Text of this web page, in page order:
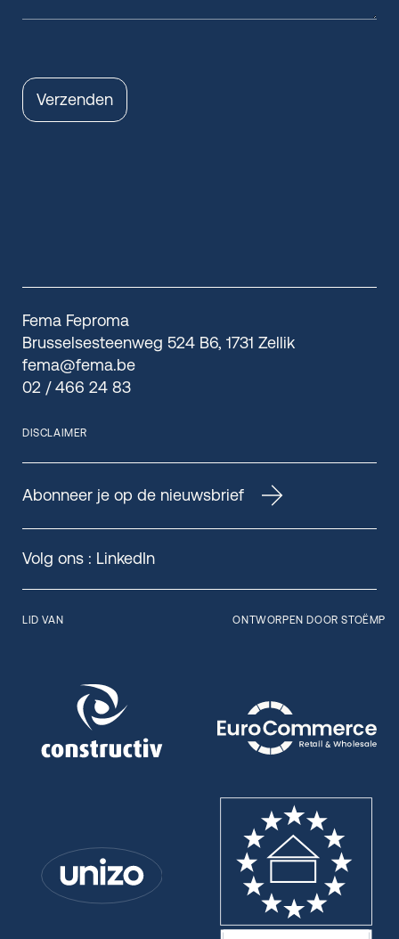
Verzenden
Fema Feproma
Brusselsesteenweg 524 B6, 1731 Zellik
fema@fema.be
02 / 466 24 83
DISCLAIMER
Abonneer je op de nieuwsbrief
Volg ons : LinkedIn
LID VAN ONTWORPEN DOOR STOËMP